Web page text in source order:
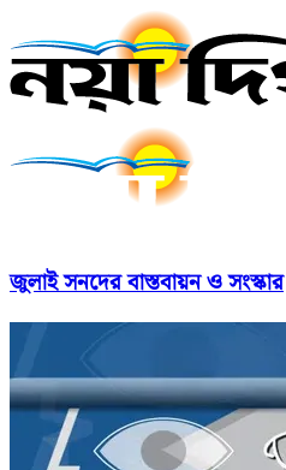
জুলাই সনদের বাস্তবায়ন ও সংস্কার